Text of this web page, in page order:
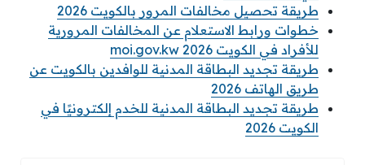
طريقة تحصيل مخالفات المرور بالكويت 2026
خطوات ورابط الاستعلام عن المخالفات المرورية
للأفراد في الكويت 2026 moi.gov.kw
طريقة تجديد البطاقة المدنية للوافدين بالكويت عن
طريق الهاتف 2026
طريقة تجديد البطاقة المدنية للخدم إلكترونيًا في
الكويت 2026